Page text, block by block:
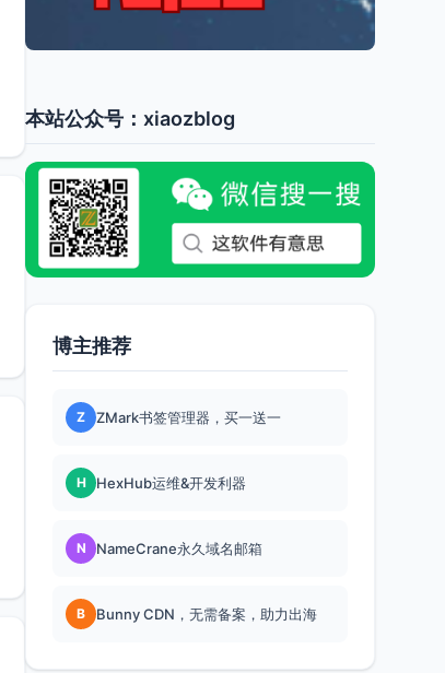
本站公众号：xiaozblog
博主推荐
Z ZMark书签管理器，买一送一
H HexHub运维&开发利器
N NameCrane永久域名邮箱
B Bunny CDN，无需备案，助力出海